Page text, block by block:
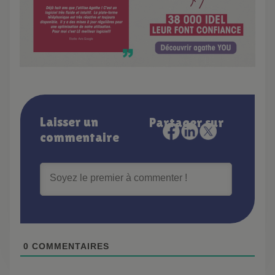
Laisser un
commentaire
Partager sur
0 COMMENTAIRES